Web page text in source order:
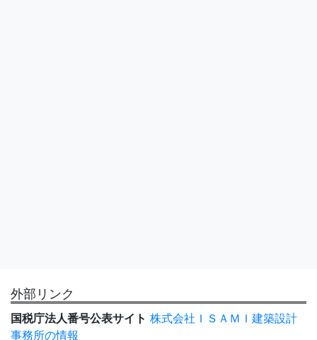
外部リンク
国税庁法人番号公表サイト 株式会社ＩＳＡＭＩ建築設計
事務所の情報